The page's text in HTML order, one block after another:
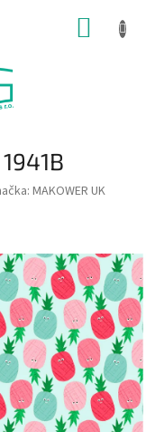
MAKOWER UK